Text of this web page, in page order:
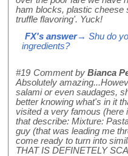
ham blocks, plastic cheese
truffle flavoring'. Yuck!
FX's answer→ Shu do
ingredients?
#19 Comment by Bianca
Absolutely
salami or even saudages,
better knowing what's in it
visited a very famous (here
that describe: Mixture:
guy (that was leading me
come ready to turn into
THAT IS DEFINETELY